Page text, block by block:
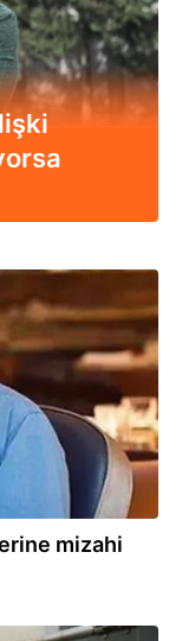
mizahi